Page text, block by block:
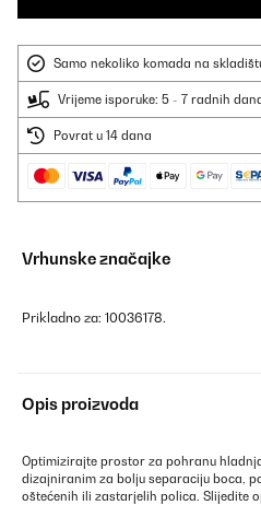
Samo nekoliko komada na
Vrijeme isporuke: 5 - 7 radnih
Povrat u 14 dana
Vrhunske značajke
Prikladno za: 10036178.
Opis proizvoda
Optimizirajte prostor za pohranu
dizajniranim za bolju separaciju boca,
oštećenih ili zastarjelih polica. Slijedite